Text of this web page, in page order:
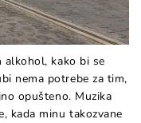
alkohol, kako bi se
nema potrebe za tim,
opušteno. Muzika
kada minu takozvane